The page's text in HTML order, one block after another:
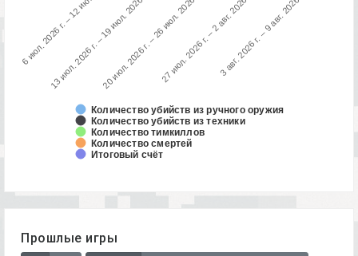
Количество убийств из ручного оружия
Количество убийств из техники
Количество тимкиллов
Количество смертей
Итоговый счёт
6 июл. 2026 г. – 12 ию…
13 июл. 2026 г. – 19 июл. 2026 г.20 июл. 2026 г. – 26 июл. 2026 г.27 июл. 2026 г. – 2 авг. 2026 г.3 авг. 2026 г. – 9 авг. 2026 г.
Прошлые игры